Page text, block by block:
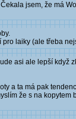
jsem, že má
pro laiky (ale třeba
asi ale lepší když
a ta má pak
že s na kopytem